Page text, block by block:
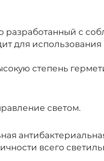
с
для
степень
светом.
всего